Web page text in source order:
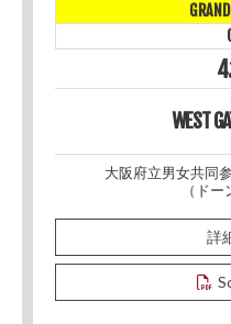
WEST
大阪府立男女共同
（ドー
詳